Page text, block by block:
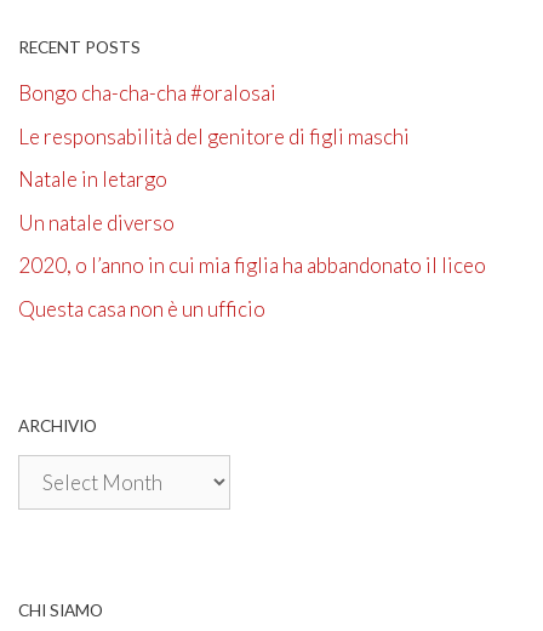
RECENT POSTS
Bongo cha-cha-cha #oralosai
Le responsabilità del genitore di figli maschi
Natale in letargo
Un natale diverso
2020, o l’anno in cui mia figlia ha abbandonato il liceo
Questa casa non è un ufficio
ARCHIVIO
Archivio
CHI SIAMO